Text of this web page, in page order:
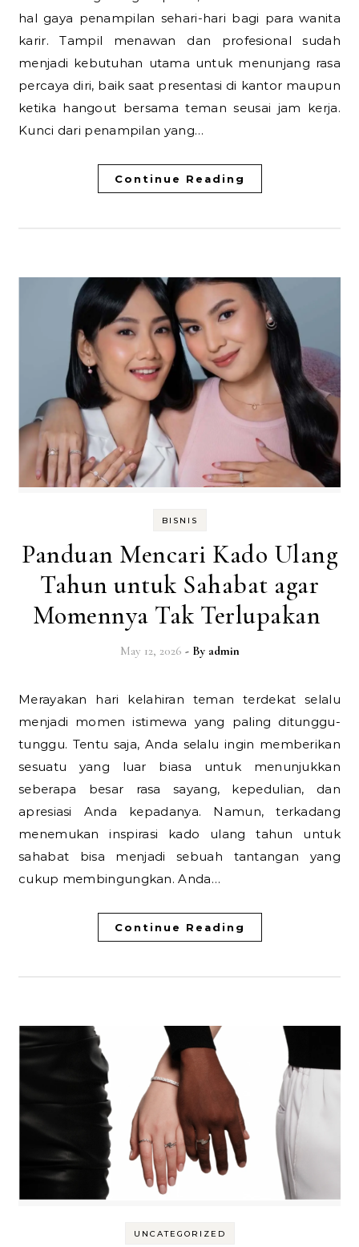
hal gaya penampilan sehari-hari bagi para wanita
karir. Tampil menawan dan profesional sudah
menjadi kebutuhan utama untuk menunjang rasa
percaya diri, baik saat presentasi di kantor maupun
ketika hangout bersama teman seusai jam kerja.
Kunci dari penampilan yang…
Continue Reading
BISNIS
Panduan Mencari Kado Ulang
Tahun untuk Sahabat agar
Momennya Tak Terlupakan
May 12, 2026 - By admin
Merayakan hari kelahiran teman terdekat selalu
menjadi momen istimewa yang paling ditunggu-
tunggu. Tentu saja, Anda selalu ingin memberikan
sesuatu yang luar biasa untuk menunjukkan
seberapa besar rasa sayang, kepedulian, dan
apresiasi Anda kepadanya. Namun, terkadang
menemukan inspirasi kado ulang tahun untuk
sahabat bisa menjadi sebuah tantangan yang
cukup membingungkan. Anda…
Continue Reading
UNCATEGORIZED